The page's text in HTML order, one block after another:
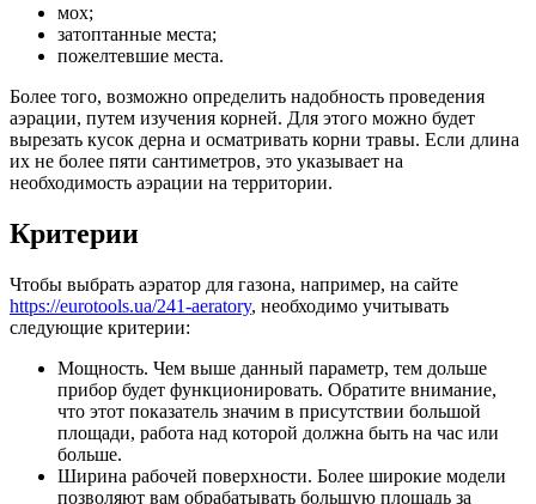
мох;
затоптанные места;
пожелтевшие места.
Более того, возможно определить надобность проведения
аэрации, путем изучения корней. Для этого можно будет
вырезать кусок дерна и осматривать корни травы. Если длина
их не более пяти сантиметров, это указывает на
необходимость аэрации на территории.
Критерии
Чтобы выбрать аэратор для газона, например, на сайте
https://eurotools.ua/241-aeratory, необходимо учитывать
следующие критерии:
Мощность. Чем выше данный параметр, тем дольше
прибор будет функционировать. Обратите внимание,
что этот показатель значим в присутствии большой
площади, работа над которой должна быть на час или
больше.
Ширина рабочей поверхности. Более широкие модели
позволяют вам обрабатывать большую площадь за